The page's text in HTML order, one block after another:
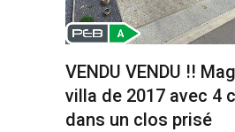
VENDU VENDU !!
villa de 2017 avec 4
dans un clos prisé